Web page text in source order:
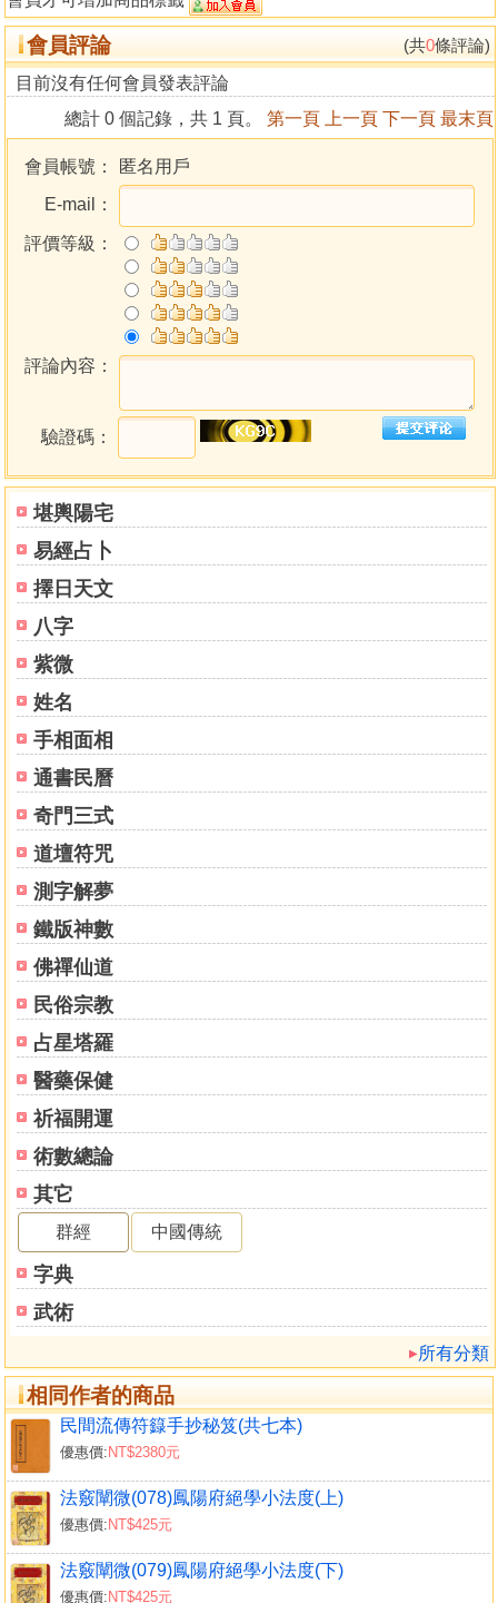
堪輿陽宅
易經占卜
擇日天文
八字
紫微
姓名
手相面相
通書民曆
奇門三式
道壇符咒
測字解夢
鐵版神數
佛禪仙道
民俗宗教
占星塔羅
醫藥保健
祈福開運
術數總論
其它
群經 中國傳統
字典
武術
所有分類
相同作者的商品
民間流傳符籙手抄秘笈(共七本)
優惠價: NT$2380元
法竅闡微(078)鳳陽府絕學小法度(上)
優惠價: NT$425元
法竅闡微(079)鳳陽府絕學小法度(下)
優惠價: NT$425元
eqnyf015 道教儀範全集(015)靈寶金籙祈安清醮三界萬靈聖燈
科儀 450
eqnyf016 道教儀範全集(016)靈寶金籙祈安清醮九天應元玉樞
經科儀 450
eqnyf017 道教儀範全集(017)太上靈寶解連妙經科儀 450
eqnyf018 道教儀範全集(018)靈寶金籙祈安三官妙經科儀 300
eqnyf019 道教儀範全集(019)太上靈寶東斗主算護命妙經科儀
eqnyf020 道教儀範全集(020)太上靈寶南斗六司延壽妙經科儀
eqnyf021 道教儀範全集(021)太上靈寶西斗記名護身妙經科儀
eqnyf022 道教儀範全集(022)太上靈寶北斗本命妙經科儀 250
eqnyf023 道教儀範全集(023)太上靈寶中斗大魁保命妙經科儀
eqnyf024 道教儀範全集(024-026)靈寶祈安清醮三元寶懺(全
eqnyf027 道教儀範全集(027-029)太上玉清謝罪登真寶懺(全
三卷) 900
eqnyf031 道教儀範全集(031-040)太上靈寶朝天謝罪懺(全十
卷) 3000
eqnyf041 道教儀範全集(041)靈寶金籙祈安正醮九御科儀 450
eqnyf042 道教儀範全集(042)靈寶慶成雪宅孤失神燈科儀 450
eqnyf043 道教儀範全集(043)太上靈寶延生土地公妙經 300
eqnyf044 道教儀範全集(044)太上慶宅安龍八山寶懺《上中下
合卷》 300
eqnyf045 道教儀範全集(045)靈寶慶成謝土啟聖三獻科儀 300
eqnyf046 道教儀範全集(046)靈寶禳災瘟司部五雷燈科儀 300
eqnyf047 道教儀範全集(047)太上靈寶禳災和瘟三獻科儀 300
eqnyf048 道教儀範全集(048)太上靈寶禳災祭船科儀 300
eqnyf049 道教儀範全集(049)七獻九陳科儀 300
eqnyf050 道教儀範全集(050-051)玄門太極普度科儀(全二卷)
600
eqnyf052 道教儀範全集(052)太上三元法教收邪科 300
eqnyf053 道教儀範全集(053)太上三元祭婆妙法真經科儀 450
開營放兵科儀、殺雞賞酒科儀、謝營賞兵科儀、點開聖眼科
儀 合編》 450
eqnyf055 道教儀範全集(055)靈寶拔度策役發奏科儀 300
eqnyf056 道教儀範全集(056)無上拔度啟白科儀 300
eqnyf057 道教儀範全集(057-059)太上洞玄靈寶無量度人妙經
(全三卷) 900
eqnyf060 道教儀範全集(060)靈寶拔度分燈捲簾科儀 300
eqnyf061 道教儀範全集(061)無上拔度宿啟科儀 300
eqnyf062 道教儀範全集(062)靈寶拔度道場科儀 450
eqnyf063 道教儀範全集(063)靈寶拔度合符科儀 300
eqnyf064 道教儀範全集(064)無上拔度召魂沐浴科儀 300
eqnyf065 道教儀範全集(065)無上拔度解結科儀 300
eqnyf067 道教儀範全集(067)無上貢王填庫科儀 300
eqnyf068 道教儀範全集(068)無上拔度請庫三獻科儀 300
eqnyf069 道教儀範全集(069)無上拔亡煉度宗旨科儀 300
eqnyf070 道教儀範全集(070-072)太上慈悲滅罪寶水懺(全三
卷) 750
eqnyf073 道教儀範全集(073-082)太上靈寶冥王拔罪寶懺(全
十卷) 2500
eqnyf083 道教儀範全集(083-092)太上慈悲九幽拔罪法懺(全
十卷) 3000
會員評論 (共0條評論)
目前沒有任何會員發表評論
總計 0 個記錄，共 1 頁。 第一頁 上一頁 下一頁 最末頁
會員帳號：
匿名用戶
E-mail：
評價等級：
評論內容：
驗證碼：